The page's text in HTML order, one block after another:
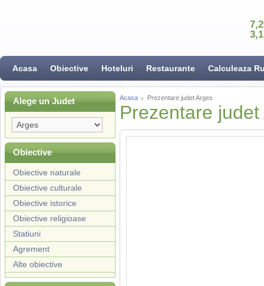
Acasa Obiective Hoteluri Restaurante Calculeaza
Alege un Judet
Obiective
Obiective naturale
Obiective culturale
Obiective istorice
Obiective religioase
Statiuni
Agrement
Alte obiective
Acasa Prezentare judet Arges
Prezentare judet